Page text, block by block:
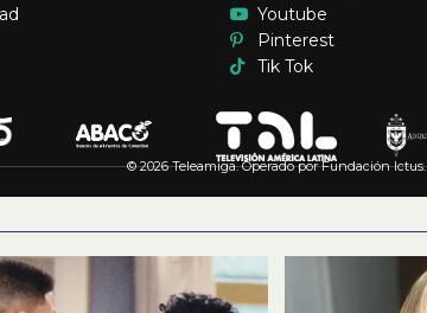
Youtube
Pinterest
Tik Tok
© 2026 Teleamiga. Operado por Fundación Ictus.